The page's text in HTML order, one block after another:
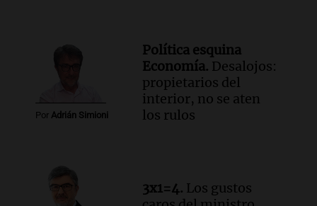
les descontaron hasta 700 mil pesos del
salario
Episodios
Audio.Detuvieron al agresor que golpeó
Panorama Federal
Episodios
Por Adrián Simioni
Política esquina
Economía. Desalojos:
propietarios del
interior, no se aten
los rulos
3x1=4. Los gustos